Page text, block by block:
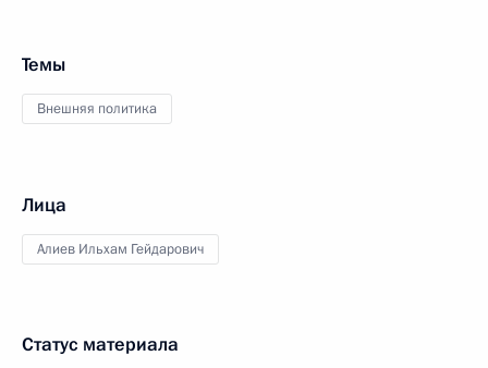
Темы
Внешняя политика
Лица
Алиев Ильхам Гейдарович
Статус материала